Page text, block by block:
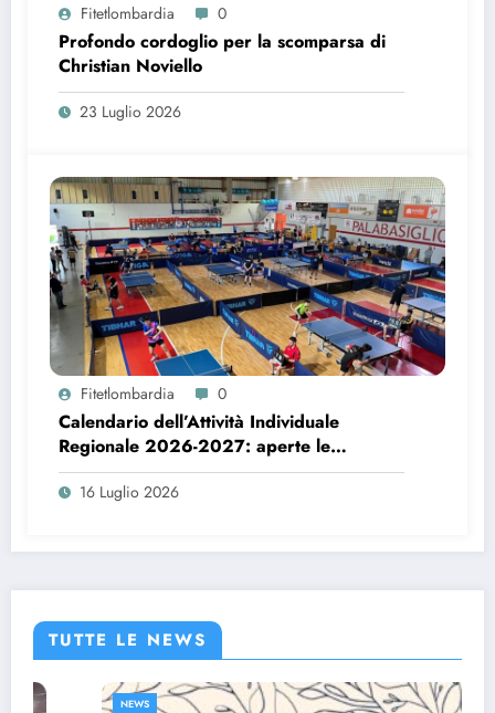
Fitetlombardia 0
Profondo cordoglio per la scomparsa di
Christian Noviello
23 Luglio 2026
Fitetlombardia 0
Calendario dell’Attività Individuale
Regionale 2026-2027: aperte le
candidature per l’organizzazione delle
manifestazioni
16 Luglio 2026
TUTTE LE NEWS